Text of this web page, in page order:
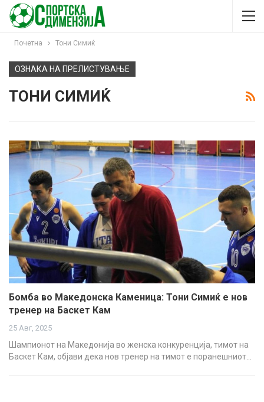
Почетна Тони Симиќ
ОЗНАКА НА ПРЕЛИСТУВАЊЕ
ТОНИ СИМИЌ
Бомба во Македонска Каменица: Тони Симиќ е нов
тренер на Баскет Кам
25 Авг, 2025
Шампионот на Македонија во женска конкуренција, тимот на
Баскет Кам, објави дека нов тренер на тимот е поранешниот…